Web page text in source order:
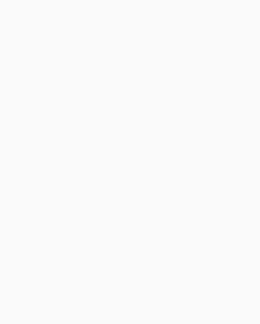
에 맞는 차종별 가격을 비교합니다.
비교합니다.